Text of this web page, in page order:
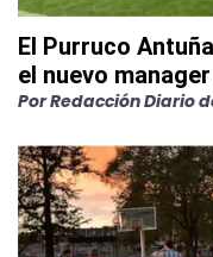
El Purruco
el nuevo
PorRedacción Diario